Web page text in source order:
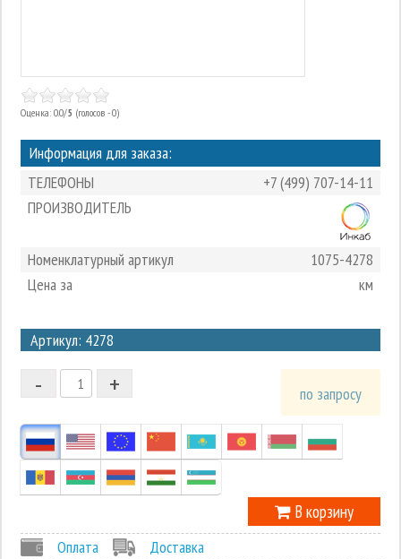
Оценка: 0.0/5 (голосов - 0)
Информация для заказа:
ТЕЛЕФОНЫ
+7 (499) 707-14-11
ПРОИЗВОДИТЕЛЬ
Номенклатурный артикул
1075-4278
Цена за
км
Артикул: 4278
2
1
-1
+
- по запросу
В корзину
Оплата
Доставка